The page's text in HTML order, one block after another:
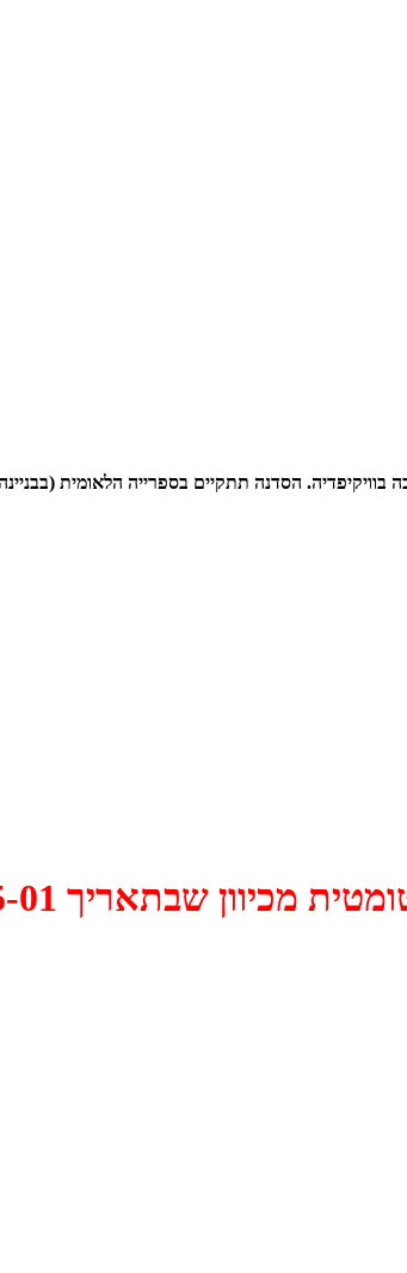
תתקיים בספרייה הלאומית (בבניינה החדש) בירושלים ביום
05-01 התקיים דיון האם למחוק אותו.